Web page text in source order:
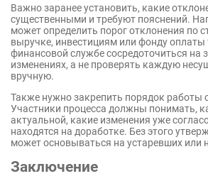
Важно заранее установить, какие
существенными и требуют пояснений.
может определить порог отклонения по
выручке, инвестициям или фонду оплаты
финансовой службе сосредоточиться на
изменениях, а не проверять каждую
вручную.
Также нужно закрепить порядок работы
Участники процесса должны понимать,
актуальной, какие изменения уже
находятся на доработке. Без этого
может основываться на устаревших или
Заключение